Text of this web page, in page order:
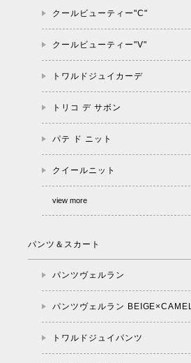
クールビューティー"C"
クールビューティー"V"
トワルドジュイカーデ
トリコ デ サボン
パテ ド ニット
クイールニット
view more
パンツ＆スカート
パンツヴェルラン
パンツヴェルラン BEIGE×CAMEL
トワルドジュイパンツ